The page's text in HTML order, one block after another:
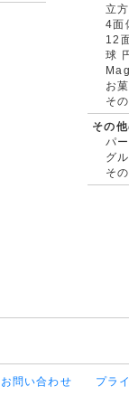
立
4面
12
球
お
そ
その
パ
グ
そ
お問い合わせ プラ